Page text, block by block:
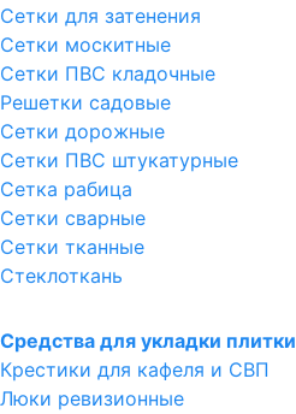
Сетки для затенения
Сетки москитные
Сетки ПВС кладочные
Решетки садовые
Сетки дорожные
Сетки ПВС штукатурные
Сетка рабица
Сетки сварные
Сетки тканные
Стеклоткань
Средства для укладки плитки
Крестики для кафеля и СВП
Люки ревизионные